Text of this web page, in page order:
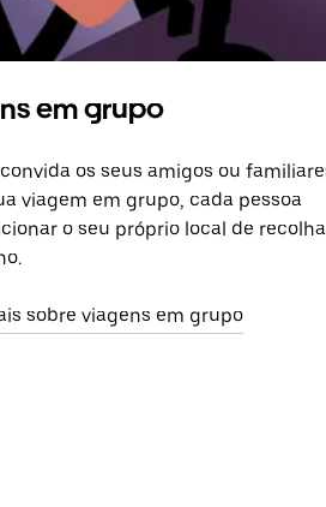
em grupo
os seus amigos ou
viagem em grupo, cada pessoa
o seu próprio local de recolha
sobre viagens em grupo